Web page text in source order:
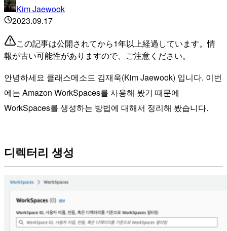
Kim Jaewook
2023.09.17
この記事は公開されてから1年以上経過しています。情
報が古い可能性がありますので、ご注意ください。
안녕하세요 클래스메소드 김재욱(Kim Jaewook) 입니다. 이번
에는 Amazon WorkSpaces를 사용해 봤기 때문에
WorkSpaces를 생성하는 방법에 대해서 정리해 봤습니다.
디렉터리 생성